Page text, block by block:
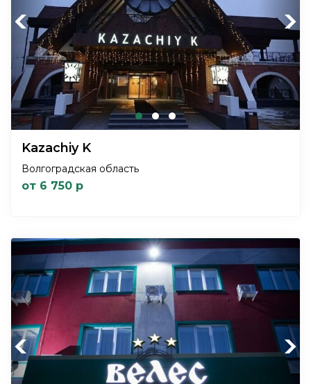
Previous Next
Kazachiy K
Волгоградская область
от 6 750 р
Previous Next